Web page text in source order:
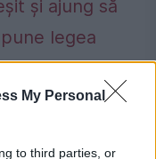
My Personal
to third parties, or
și ajung să
legea
care mulți
se pot pierde